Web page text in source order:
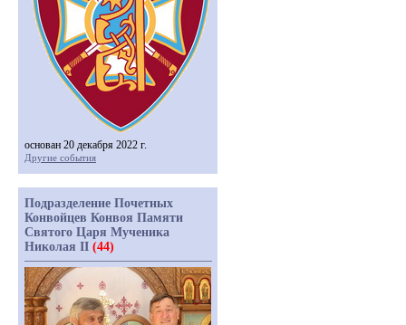
основан 20 декабря 2022 г.
Другие события
Подразделение Почетных
Конвойцев Конвоя Памяти
Святого Царя Мученика
Николая II (44)